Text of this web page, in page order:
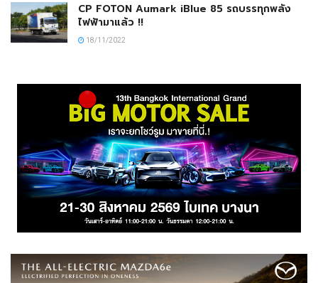
CP FOTON Aumark iBlue 85 รถบรรทุกพลัง
ไฟฟ้ามาแล้ว !!
18/11/2022